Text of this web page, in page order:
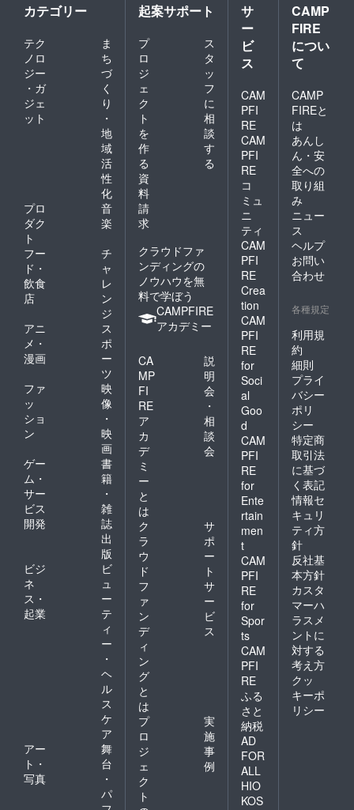
カテゴリー
テク
ノロ
ジー
・ガ
ジェ
ット
ま
ち
づ
く
り
・
地
域
活
性
化
プロ
ダク
ト
音
楽
フー
ド・
飲食
店
チ
ャ
レ
ン
ジ
アニ
メ・
漫画
ス
ポ
ー
ツ
ファ
ッ
ショ
ン
映
像
・
映
画
ゲー
ム・
サー
ビス
開発
書
籍
・
雑
誌
出
版
ビジ
ネ
ス・
起業
ビ
ュ
ー
テ
ィ
ー
・
ヘ
ル
ス
ケ
ア
アー
ト・
写真
舞
台
・
パ
起案サポート
プ
ロ
ジ
ェ
ク
ト
を
作
る
ス
タ
ッ
フ
に
相
談
す
る
資
料
請
求
クラウドファ
ンディングの
ノウハウを無
料で学ぼう
CAMPFIRE
アカデミー
CA
MP
FI
RE
ア
カ
デ
ミ
ー
と
は
説
明
会
・
相
談
会
ク
ラ
ウ
ド
フ
ァ
ン
デ
ィ
ン
グ
と
は
サ
ポ
ー
ト
サ
ー
ビ
ス
プ
ロ
ジ
ェ
ク
ト
実
施
事
例
サ
ー
ビ
ス
CAM
PFI
RE
CAM
PFI
RE
コ
ミュ
ニ
ティ
CAM
PFI
RE
Crea
tion
CAM
PFI
RE
for
Soci
al
Goo
d
CAM
PFI
RE
for
Ente
rtain
men
t
CAM
PFI
RE
for
Spor
ts
CAM
PFI
RE
ふる
さと
納税
AD
FOR
ALL
HIO
KOS
CAMP
FIRE
につい
て
CAMP
FIREと
は
あんし
ん・安
全への
取り組
み
ニュー
ス
ヘルプ
お問い
合わせ
各種規定
利用規
約
細則
プライ
バシー
ポリ
シー
特定商
取引法
に基づ
く表記
情報セ
キュリ
ティ方
針
反社基
本方針
カスタ
マーハ
ラスメ
ントに
対する
考え方
クッ
キーポ
リシー